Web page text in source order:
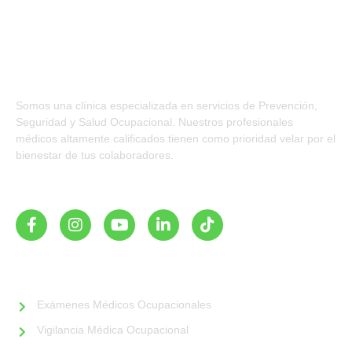
Somos una clínica especializada en servicios de Prevención,
Seguridad y Salud Ocupacional. Nuestros profesionales
médicos altamente calificados tienen como prioridad velar por el
bienestar de tus colaboradores.
Exámenes Médicos Ocupacionales
Vigilancia Médica Ocupacional